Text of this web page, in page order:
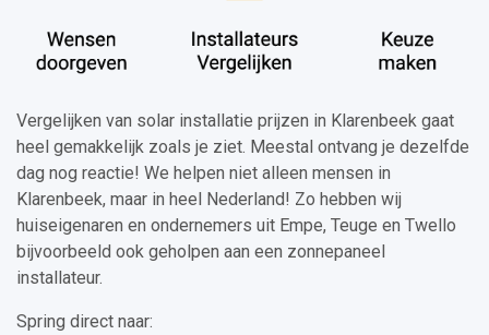
Vergelijken van solar installatie prijzen in Klarenbeek gaat
heel gemakkelijk zoals je ziet. Meestal ontvang je dezelfde
dag nog reactie! We helpen niet alleen mensen in
Klarenbeek, maar in heel Nederland! Zo hebben wij
huiseigenaren en ondernemers uit Empe, Teuge en Twello
bijvoorbeeld ook geholpen aan een zonnepaneel
installateur.
Spring direct naar: